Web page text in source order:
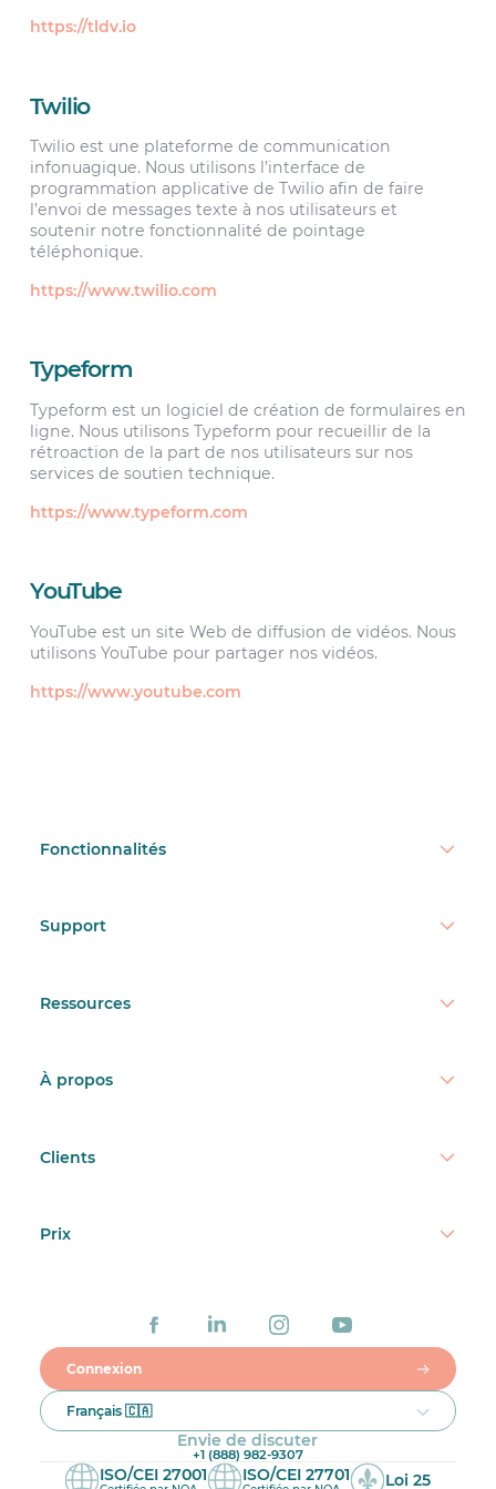
https://tldv.io
Twilio
Twilio est une plateforme de communication
infonuagique. Nous utilisons l’interface de
programmation applicative de Twilio afin de faire
l’envoi de messages texte à nos utilisateurs et
soutenir notre fonctionnalité de pointage
téléphonique.
https://www.twilio.com
Typeform
Typeform est un logiciel de création de formulaires en
ligne. Nous utilisons Typeform pour recueillir de la
rétroaction de la part de nos utilisateurs sur nos
services de soutien technique.
https://www.typeform.com
YouTube
YouTube est un site Web de diffusion de vidéos. Nous
utilisons YouTube pour partager nos vidéos.
https://www.youtube.com
Fonctionnalités
Support
Ressources
À propos
Clients
Prix
Connexion
Français 🇨🇦
Envie de discuter
+1 (888) 982-9307
ISO/CEI 27001 ISO/CEI 27701 Loi 25